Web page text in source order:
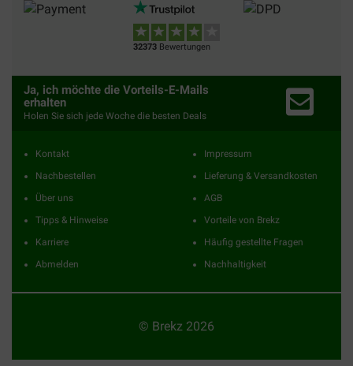
32373 Bewertungen
Ja, ich möchte die Vorteils-E-Mails
erhalten
Holen Sie sich jede Woche die besten Deals
Kontakt
Nachbestellen
Über uns
Tipps & Hinweise
Karriere
Abmelden
Impressum
Lieferung & Versandkosten
AGB
Vorteile von Brekz
Häufig gestellte Fragen
Nachhaltigkeit
© Brekz 2026